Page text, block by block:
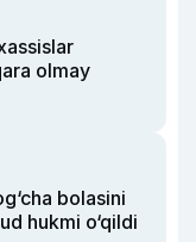
olmay
bolasini
hukmi o‘qildi